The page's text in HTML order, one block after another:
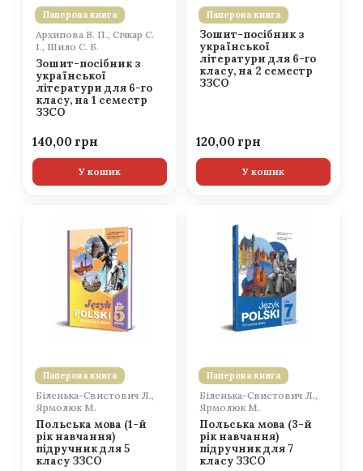
Паперова книга
Архипова В. П., Січкар С.
І., Шило С. Б.
Зошит-посібник з
української
літератури для 6-го
класу, на 1 семестр
ЗЗСО
140,00
У кошик
Паперова книга
Зошит-посібник з
української
літератури для 6-го
класу, на 2 семестр
ЗЗСО
120,00
У кошик
Паперова книга
Біленька-Свистович Л.,
Ярмолюк М.
Польська мова (1-й
рік навчання)
підручник для 5
класу ЗЗСО
Паперова книга
Біленька-Свистович Л.,
Ярмолюк М.
Польська мова (3-й
рік навчання)
підручник для 7
класу ЗЗСО